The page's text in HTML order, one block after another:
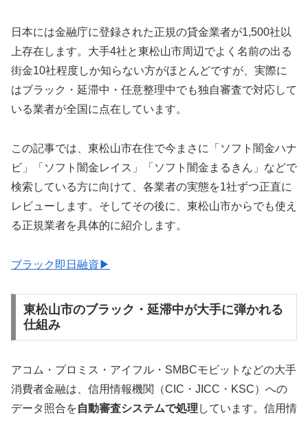
日本には金融庁に登録された正規の貸金業者が1,500社以
上存在します。大手4社と東松山市周辺でよく名前の出る
街金10社程度しか知らない方がほとんどですが、実際に
はブラック・延滞中・任意整理中でも独自審査で対応して
いる業者が全国に点在しています。
この記事では、東松山市在住で今まさに「ソフト闇金ハナ
ビ」「ソフト闇金レイス」「ソフト闇金まるきん」などで
検索している方に向けて、各業者の実態を1社ずつ正直に
レビューします。そしてその後に、東松山市からでも使え
る正規業者を具体的に紹介します。
ブラック即日融資▶
東松山市のブラック・延滞中が大手に弾かれる
仕組み
アコム・プロミス・アイフル・SMBCモビットなどの大手
消費者金融は、信用情報機関（CIC・JICC・KSC）への
データ照合を自動審査システムで処理 しています。信用情